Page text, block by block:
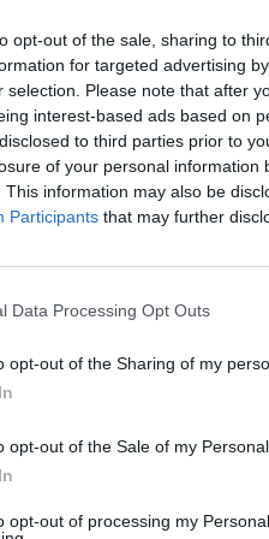
opt-out of the sale, sharing to
for targeted advertising
selection. Please note that after
interest-based ads based on
to third parties prior to
of your personal information
This information may also be
Participants that may further
Data Processing Opt Outs
opt-out of the Sharing of my
opt-out of the Sale of my Personal
opt-out of processing my
to tvrdí @mmiriboy.
A znova poslednýkrát. Problém nie
reklama. A zákon pamätá aj na
uverejnenie klamavej reklamy?
znášal prípadný finančný postih za
Parabole? Bol by zodpovedný len
zaujímavé.
23.05.2025, 18:38.42
@Frank11
No ja som len popísal, ako reklama
Vidím teraz hore v hlavičke nalaďte
žiadnu reklamu na nejakú anténu
23.05.2025, 18:44.53
totižto pýtal ako prvý.